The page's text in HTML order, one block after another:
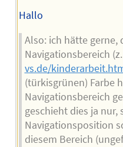
Hallo
Also: ich hätte gerne,
Navigationsbereich
vs.de/
(türkisgrünen) Farbe
Navigationsbereich
geschieht dies ja nur,
Navigationsposition
diesem Bereich